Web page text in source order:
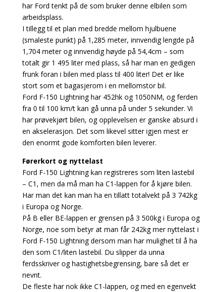
har Ford tenkt på de som bruker denne elbilen som
arbeidsplass.
I tillegg til et plan med bredde mellom hjulbuene
(smaleste punkt) på 1,285 meter, innvendig lengde på
1,704 meter og innvendig høyde på 54,4cm – som
totalt gir 1 495 liter med plass, så har man en gedigen
frunk foran i bilen med plass til 400 liter! Det er like
stort som et bagasjerom i en mellomstor bil.
Ford F-150 Lightning har 452hk og 1050NM, og ferden
fra 0 til 100 km/t kan gå unna på under 5 sekunder. Vi
har prøvekjørt bilen, og opplevelsen er ganske absurd i
en akselerasjon. Det som likevel sitter igjen mest er
den enormt gode komforten bilen leverer.
Førerkort og nyttelast
Ford F-150 Lightning kan registreres som liten lastebil
– C1, men da må man ha C1-lappen for å kjøre bilen.
Har man det kan man ha en tillatt totalvekt på 3 742kg
i Europa og Norge.
På B eller BE-lappen er grensen på 3 500kg i Europa og
Norge, noe som betyr at man får 242kg mer nyttelast i
Ford F-150 Lightning dersom man har mulighet til å ha
den som C1/liten lastebil. Du slipper da unna
ferdsskriver og hastighetsbegrensing, bare så det er
nevnt.
De fleste har nok ikke C1-lappen, og med en egenvekt